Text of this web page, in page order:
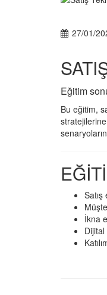
27/01/
Eğitim
Bu eğitim,
stratejilerine
İkna